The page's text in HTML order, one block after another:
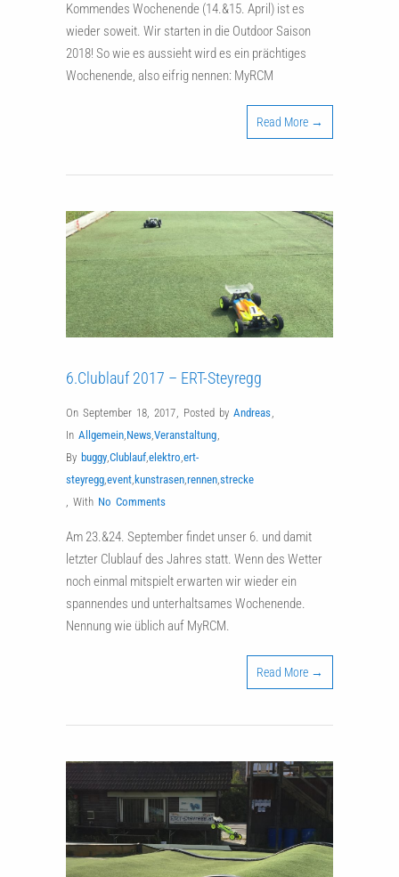
Kommendes Wochenende (14.&15. April) ist es
wieder soweit. Wir starten in die Outdoor Saison
2018! So wie es aussieht wird es ein prächtiges
Wochenende, also eifrig nennen: MyRCM
Read More →
6.Clublauf 2017 – ERT-Steyregg
On September 18, 2017, Posted by Andreas,
In Allgemein,News,Veranstaltung,
By buggy,Clublauf,elektro,ert-
steyregg,event, kunstrasen,rennen,strecke
, With No Comments
Am 23.&24. September findet unser 6. und damit
letzter Clublauf des Jahres statt. Wenn des Wetter
noch einmal mitspielt erwarten wir wieder ein
spannendes und unterhaltsames Wochenende.
Nennung wie üblich auf MyRCM.
Read More →